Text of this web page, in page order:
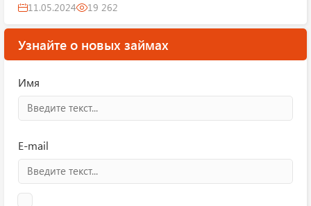
11.05.2024 19 262
Узнайте о новых займах
Имя
E-mail